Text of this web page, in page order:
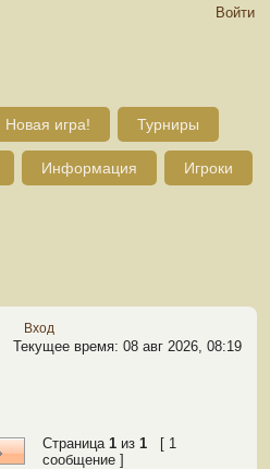
Войти
Новая игра! Турниры
Информация Игроки
Вход
Текущее время: 08 авг 2026, 08:19
Страница 1 из 1 [ 1
сообщение ]